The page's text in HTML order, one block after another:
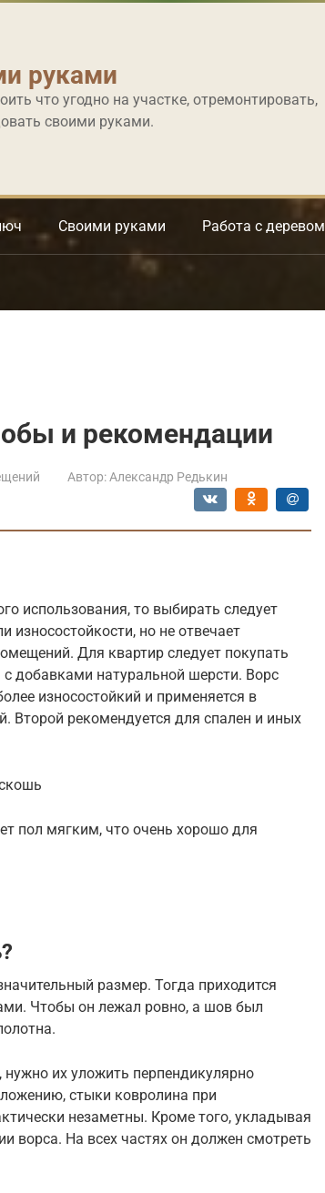
руками
что угодно на участке, отремонтировать,
своими руками.
Своими руками Работа с деревом
и рекомендации
Автор: Александр Редькин
использования, то выбирать следует
но не отвечает
Для квартир следует покупать
добавками натуральной шерсти. Ворс
износостойкий и применяется в
рекомендуется для спален и иных
пол мягким, что очень хорошо для
размер. Тогда приходится
Чтобы он лежал ровно, а шов был
их уложить перпендикулярно
стыки ковролина при
незаметны. Кроме того, укладывая
ворса. На всех частях он должен смотреть